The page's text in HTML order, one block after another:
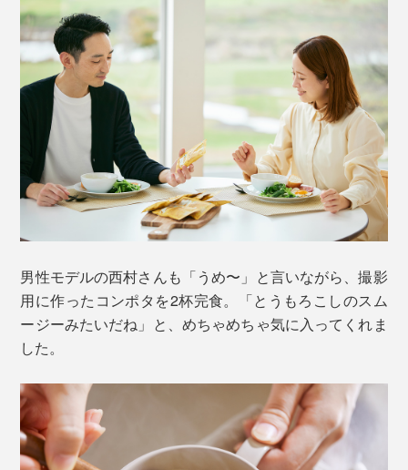
男性モデルの西村さんも「うめ〜」と言いながら、撮影
用に作ったコンポタを2杯完食。「とうもろこしのスム
ージーみたいだね」と、めちゃめちゃ気に入ってくれま
した。